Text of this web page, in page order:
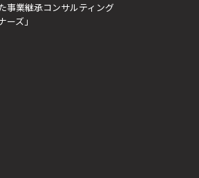
事業継承コンサルティング
ーズ」